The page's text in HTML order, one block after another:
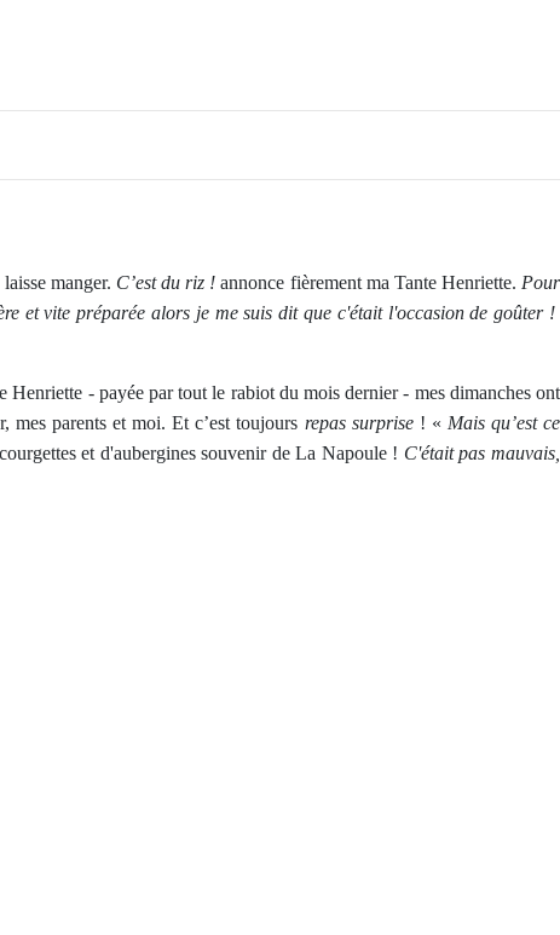
manger. C’est du riz ! annonce fièrement ma Tante Henriette. Pour
et vite préparée alors je me suis dit que c'était l'occasion de goûter !
Henriette - payée par tout le rabiot du mois dernier - mes dimanches ont
mes parents et moi. Et c’est toujours repas surprise! « Mais qu’est ce
et d'aubergines souvenir de La Napoule ! C'était pas mauvais,